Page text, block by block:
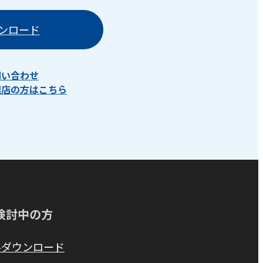
ロード
合わせ
の方はこちら
討中の方
ウンロード